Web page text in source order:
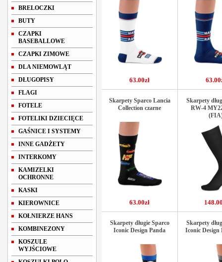
BRELOCZKI
BUTY
CZAPKI
BASEBALLOWE
CZAPKI ZIMOWE
DLA NIEMOWLĄT
DŁUGOPISY
FLAGI
FOTELE
FOTELIKI DZIECIĘCE
GAŚNICE I SYSTEMY
INNE GADŻETY
INTERKOMY
KAMIZELKI
OCHRONNE
KASKI
KIEROWNICE
KOŁNIERZE HANS
KOMBINEZONY
KOSZULE
WYJŚCIOWE
63.00zł
Skarpety Sparco Lancia
Collection czarne
63.00zł
Skarpety
RW-4
Skarpety długie Sparco
Iconic Design Panda
Skarpety
Iconic Design